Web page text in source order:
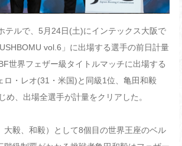
テルで、 5 月 24日(土)にインテックス大阪で
vol.6 」に出場する選手の前日計量
世界フェザー級タイトルマッチに出場する
ロ・レオ(31 ・米国)と同級1位、亀田和毅
め、出場全選手が計量をクリアした。
大毅、和毅）として8個目の世界王座のベル